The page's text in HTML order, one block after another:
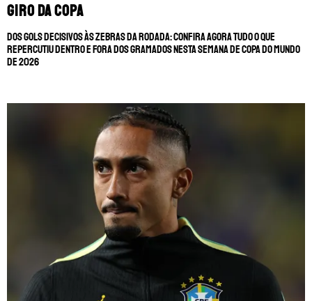
Giro da Copa
Dos gols decisivos às zebras da rodada: confira agora tudo o que
repercutiu dentro e fora dos gramados nesta semana de Copa do Mundo
de 2026